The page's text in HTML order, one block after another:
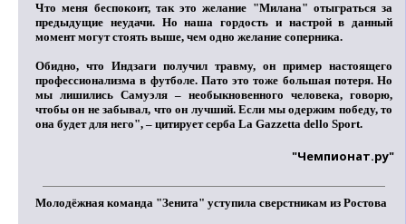
Что меня беспокоит, так это желание "Милана" отыграться за
предыдущие неудачи. Но наша гордость и настрой в данный
момент могут стоять выше, чем одно желание соперника.
Обидно, что Индзаги получил травму, он пример настоящего
профессионализма в футболе. Пато это тоже большая потеря. Но
мы лишились Самуэля – необыкновенного человека, говорю,
чтобы он не забывал, что он лучший. Если мы одержим победу, то
она будет для него", – цитирует серба La Gazzetta dello Sport.
"Чемпионат.ру"
Молодёжная команда "Зенита" уступила сверстникам из Ростова